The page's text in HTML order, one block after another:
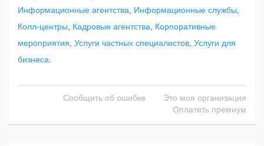
Информационные агентства
Информационные службы
Колл-центры
Кадровые агентства
Корпоративные
мероприятия Услуги частных специалистов Услуги для
бизнеса
Сообщить об ошибке
Это моя организация
Оплатить премиум